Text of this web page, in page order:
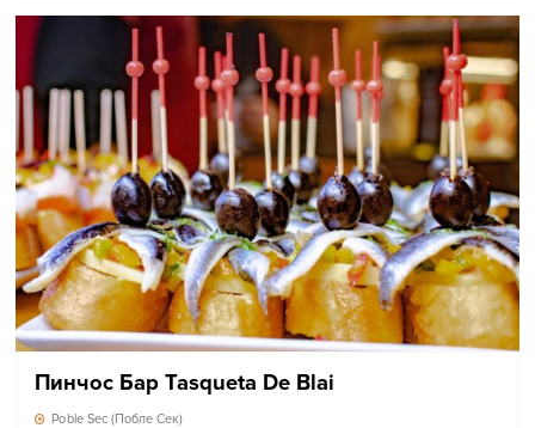
Пинчос Бар Tasqueta De Blai
Poble Sec (Побле Сек)